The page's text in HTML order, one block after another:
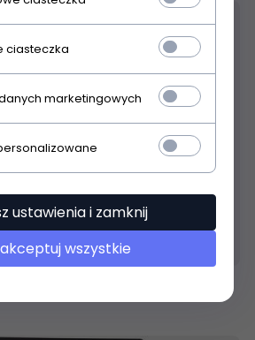
14 dni
B1030A
ciasteczka
marketingowych
ustawienia i zamknij
wszystkie